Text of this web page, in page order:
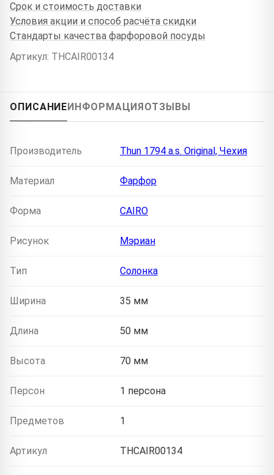
Срок и стоимость доставки
Условия акции и способ расчёта скидки
Стандарты качества фарфоровой посуды
Артикул: THCAIR00134
ОПИСАНИЕИНФОРМАЦИЯОТЗЫВЫ
Производитель Thun 1794 a.s. Original, Чехия
Материал Фарфор
Форма CAIRO
Рисунок Мэриан
Тип Солонка
Ширина 35 мм
Длина 50 мм
Высота 70 мм
Персон 1 персона
Предметов 1
Артикул THCAIR00134